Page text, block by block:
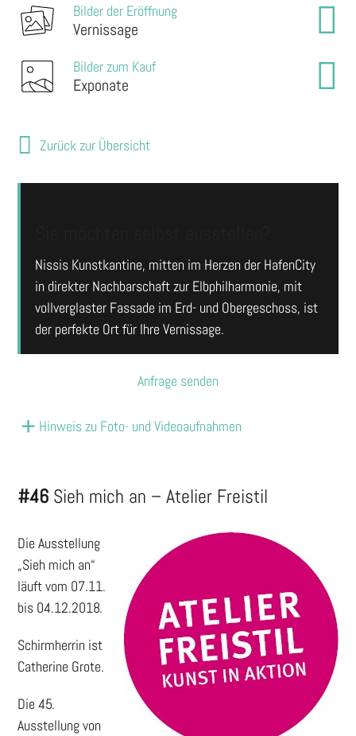
Bilder der Eröffnung
Vernissage
Bilder zum Kauf
Exponate
Zurück zur Übersicht
Nissis Kunstkantine, mitten im Herzen der HafenCity
in direkter Nachbarschaft zur Elbphilharmonie, mit
vollverglaster Fassade im Erd- und Obergeschoss, ist
der perfekte Ort für Ihre Vernissage.
Anfrage senden
Hinweis zu Foto- und Videoaufnahmen
#46 Sieh mich an – Atelier Freistil
Die Ausstellung
„Sieh mich an“
läuft vom 07.11.
bis 04.12.2018.
Schirmherrin ist
Catherine Grote.
Die 45.
Ausstellung von